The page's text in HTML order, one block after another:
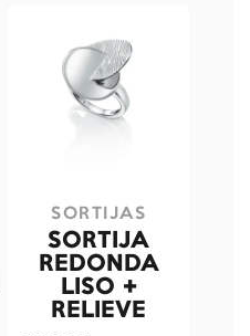
SORTIJAS
SORTIJA
REDONDA
LISO +
RELIEVE